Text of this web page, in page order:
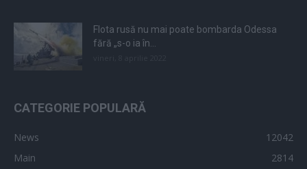
Flota rusă nu mai poate bombarda Odessa
fără „s-o ia în...
CATEGORIE POPULARĂ
News
12042
Main
2814